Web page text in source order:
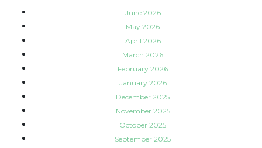
June 2026
May 2026
April 2026
March 2026
February 2026
January 2026
December 2025
November 2025
October 2025
September 2025